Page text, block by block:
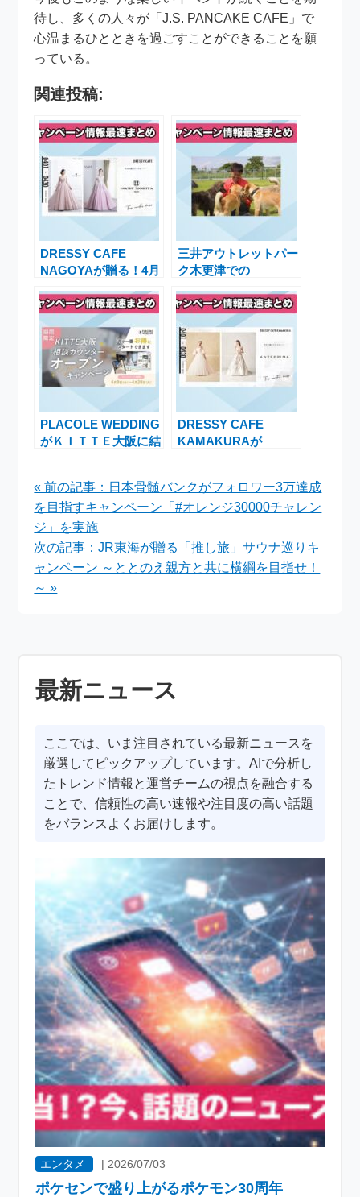
待し、多くの人々が「J.S. PANCAKE CAFE」で
心温まるひとときを過ごすことができることを願
っている。
関連投稿:
DRESSY CAFE
NAGOYAが贈る！4月
MORITA BRIDE」の
ウェディングドレス展
示
三井アウトレットパー
ク木更津での
年記念SPECIAL
EVENT WEEKの開催
PLACOLE WEDDING
がＫＩＴＴＥ大阪に結
ペーン実施中
DRESSY CAFE
KAMAKURAが
定で展示する魅力
« 前の記事：日本骨髄バンクがフォロワー3万達成
を目指すキャンペーン「#オレンジ30000チャレン
ジ」を実施
次の記事：JR東海が贈る「推し旅」サウナ巡りキ
ャンペーン ～ととのえ親方と共に横綱を目指せ！
～ »
最新ニュース
ここでは、いま注目されている最新ニュースを
厳選してピックアップしています。AIで分析し
たトレンド情報と運営チームの視点を融合する
ことで、信頼性の高い速報や注目度の高い話題
をバランスよくお届けします。
エンタメ | 2026/07/03
ポケセンで盛り上がるポケモン30周年